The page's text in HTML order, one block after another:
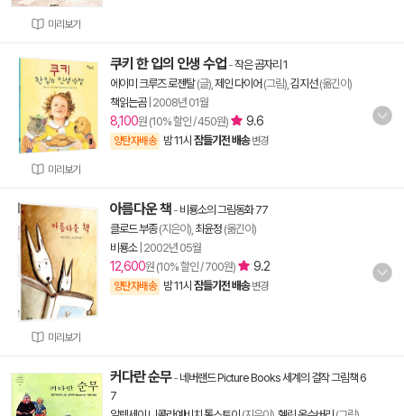
미리보기
미리보기
쿠키 한 입의 인생 수업 -작은 곰자리 1
에이미 크루즈 로젠탈(글), 제인 다이어 (그림), 김지선(옮긴이)
책읽는곰| 2008년 01월
8,100원 (10% 할인 / 450원) 9.6
양탄자배송 밤 11시 잠들기전 배송 변경
미리보기
아름다운 책 - 비룡소의 그림동화 77
클로드 부종(지은이), 최윤정 (옮긴이)
비룡소| 2002년 05월
12,600원 (10% 할인 / 700원) 9.2
양탄자배송 밤 11시 잠들기전 배송 변경
커다란 순무- 네버랜드 Picture Books 세계의 걸작 그림책 6
7